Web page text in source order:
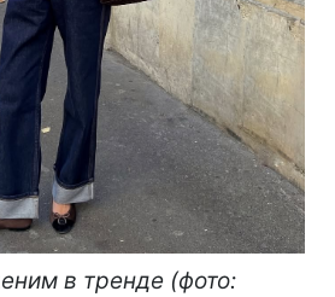
в тренде (фото: